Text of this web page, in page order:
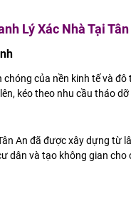
Lý Xác Nhà Tại
chóng của nền kinh tế và
kéo theo nhu cầu tháo
An đã được xây dựng từ
dân và tạo không gian cho